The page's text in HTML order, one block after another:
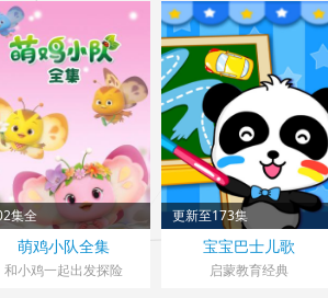
集全
萌鸡小队全集
和小鸡一起出发探险
更新至173集
宝宝巴士儿歌
启蒙教育经典